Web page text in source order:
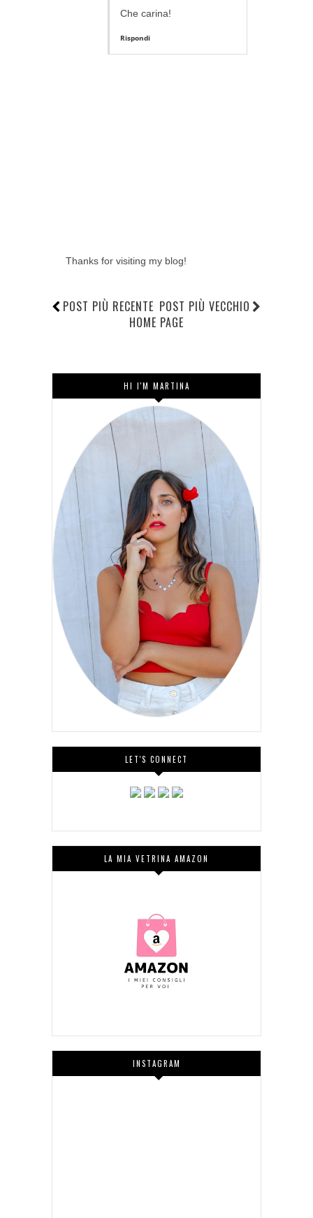
Che carina!
Rispondi
Thanks for visiting my blog!
POST PIÙ RECENTE POST PIÙ VECCHIO
HOME PAGE
HI I'M MARTINA
LET'S CONNECT
LA MIA VETRINA AMAZON
INSTAGRAM